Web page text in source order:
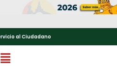
al Ciudadano